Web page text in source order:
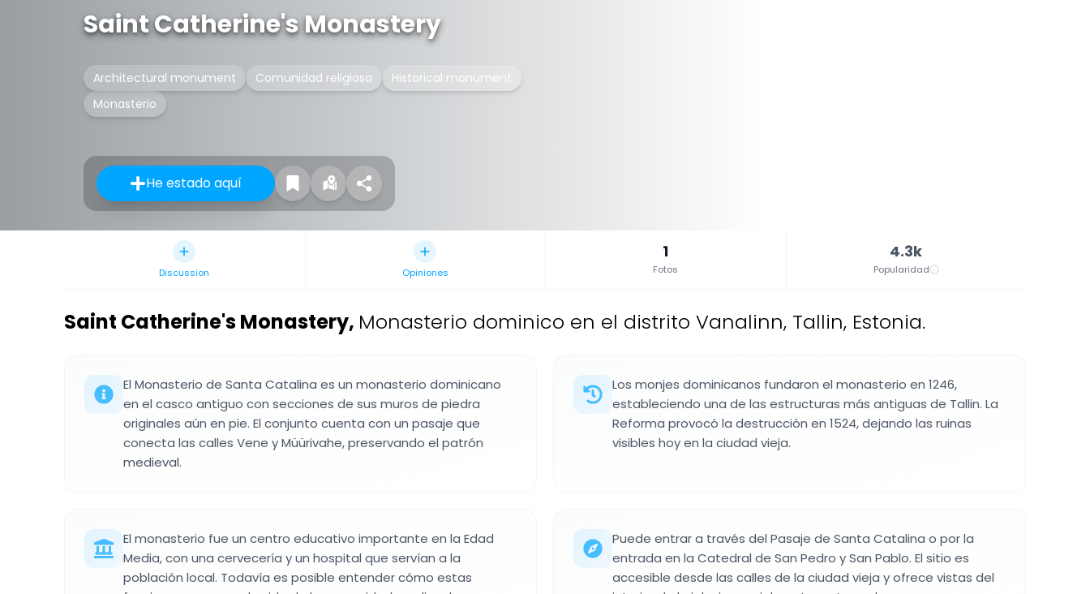
Saint Catherine's Monastery
Architectural monument Comunidad religiosa
Historical monument
Monasterio
He estado aquí
Discussion Opiniones
1
Fotos
4.3k
Popularidad
Saint Catherine's Monastery, Monasterio dominico en el distrito Vanalinn, Tallin, Estonia.
El Monasterio de Santa Catalina es un monasterio dominicano
en el casco antiguo con secciones de sus muros de piedra
originales aún en pie. El conjunto cuenta con un pasaje que
conecta las calles Vene y Müürivahe, preservando el patrón
medieval.
Los monjes dominicanos fundaron el monasterio en 1246,
estableciendo una de las estructuras más antiguas de Tallin. La
Reforma provocó la destrucción en 1524, dejando las ruinas
visibles hoy en la ciudad vieja.
El monasterio fue un centro educativo importante en la Edad
Media, con una cervecería y un hospital que servían a la
población local. Todavía es posible entender cómo estas
Puede entrar a través del Pasaje de Santa Catalina o por la
entrada en la Catedral de San Pedro y San Pablo. El sitio es
accesible desde las calles de la ciudad vieja y ofrece vistas del